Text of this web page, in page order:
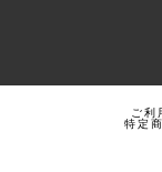
ご利
特定